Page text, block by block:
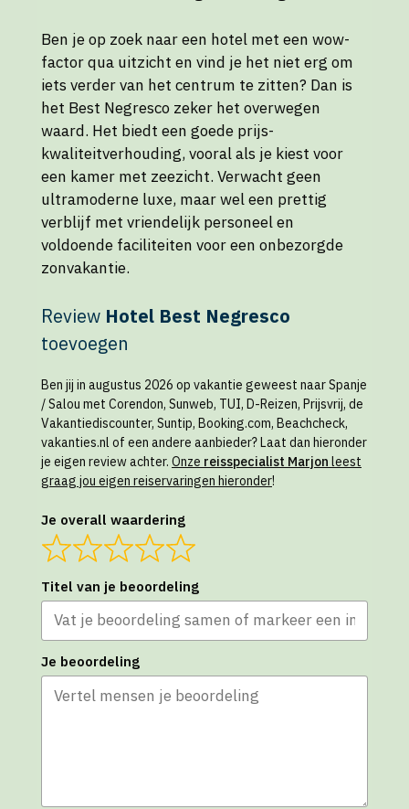
Ben je op zoek naar een hotel met een wow-
factor qua uitzicht en vind je het niet erg om
iets verder van het centrum te zitten? Dan is
het Best Negresco zeker het overwegen
waard. Het biedt een goede prijs-
kwaliteitverhouding, vooral als je kiest voor
een kamer met zeezicht. Verwacht geen
ultramoderne luxe, maar wel een prettig
verblijf met vriendelijk personeel en
voldoende faciliteiten voor een onbezorgde
zonvakantie.
Review Hotel Best Negresco
toevoegen
Ben jij in augustus 2026 op vakantie geweest naar Spanje
/ Salou met Corendon, Sunweb, TUI, D-Reizen, Prijsvrij, de
Vakantiediscounter, Suntip, Booking.com, Beachcheck,
vakanties.nl of een andere aanbieder? Laat dan hieronder
je eigen review achter. Onze reisspecialist Marjon leest
graag jou eigen reiservaringen hieronder!
Je overall waardering
Titel van je beoordeling
Je beoordeling